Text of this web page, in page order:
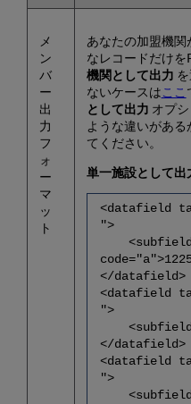
メ
ン
バ
ー
出
力
フ
ォ
ー
マ
ッ
ト
あなたの加盟機
なレコードだけを
機関として出力
ないケースは ここ
として出力 オプ
ような違いがあ
てください。
単一施設として出
<datafield
">
<subfield
</datafield>
<datafield
">
<subfield
</datafield>
<datafield
">
<subfield